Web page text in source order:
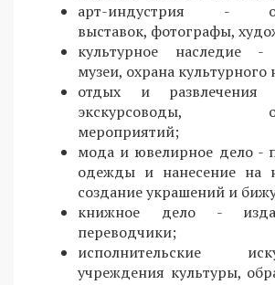
арт-индустрия -
выставок, фотографы,
культурное наследие -
музеи, охрана культурного
отдых и
экскурсоводы,
мероприятий;
мода и ювелирное дело -
одежды и нанесение на
создание украшений и
книжное дело -
переводчики;
исполнительские
учреждения культуры,